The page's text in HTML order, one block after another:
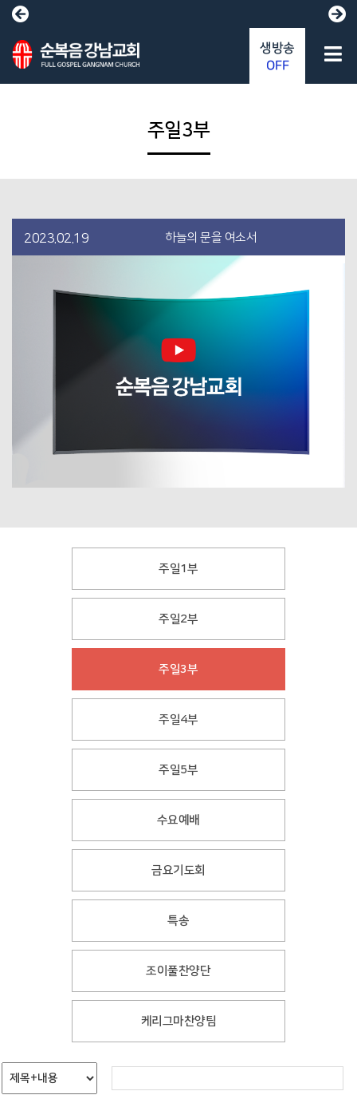
주일3부
2023.02.19 하늘의 문을 여소서
주일1부
주일2부
주일3부
주일4부
주일5부
수요예배
금요기도회
특송
조이풀찬양단
케리그마찬양팀
생방송
OFF